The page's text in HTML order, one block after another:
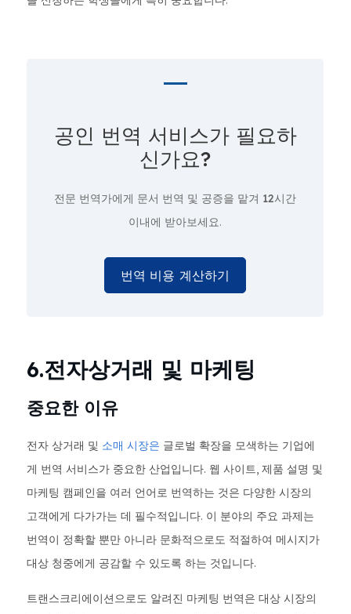
공인 번역 서비스가 필요하
신가요?
전문 번역가에게 문서 번역 및 공증을 맡겨 12시간
이내에 받아보세요.
번역 비용 계산하기
6.전자상거래 및 마케팅
중요한 이유
전자 상거래 및 소매 시장은 글로벌 확장을 모색하는 기업에
게 번역 서비스가 중요한 산업입니다. 웹 사이트, 제품 설명 및
마케팅 캠페인을 여러 언어로 번역하는 것은 다양한 시장의
고객에게 다가가는 데 필수적입니다. 이 분야의 주요 과제는
번역이 정확할 뿐만 아니라 문화적으로도 적절하여 메시지가
대상 청중에게 공감할 수 있도록 하는 것입니다.
트랜스크리에이션으로도 알려진 마케팅 번역은 대상 시장의